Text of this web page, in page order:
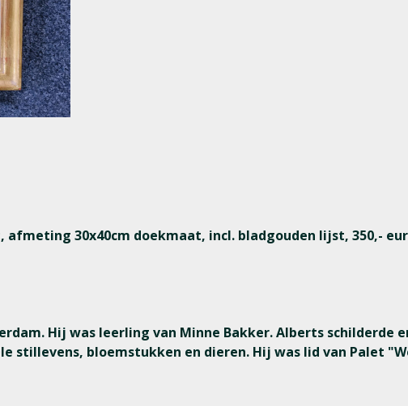
30x40cm doekmaat, incl. bladgouden lijst, 350,-
Hij was leerling van Minne Bakker. Alberts schilderde
stillevens, bloemstukken en dieren. Hij was lid van Palet